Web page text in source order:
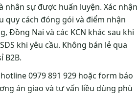
nhân sự được huấn luyện. Xác nhận
quy cách đóng gói và điểm nhận
Đồng Nai và các KCN khác sau khi
khi yêu cầu. Không bán lẻ qua
B2B.
0979 891 929 hoặc form báo
án giao và tư vấn liều dùng phù